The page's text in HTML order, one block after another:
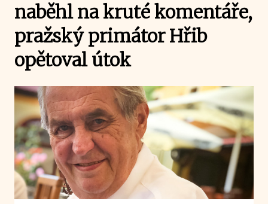
naběhl na kruté komentáře,
pražský primátor Hřib
opětoval útok